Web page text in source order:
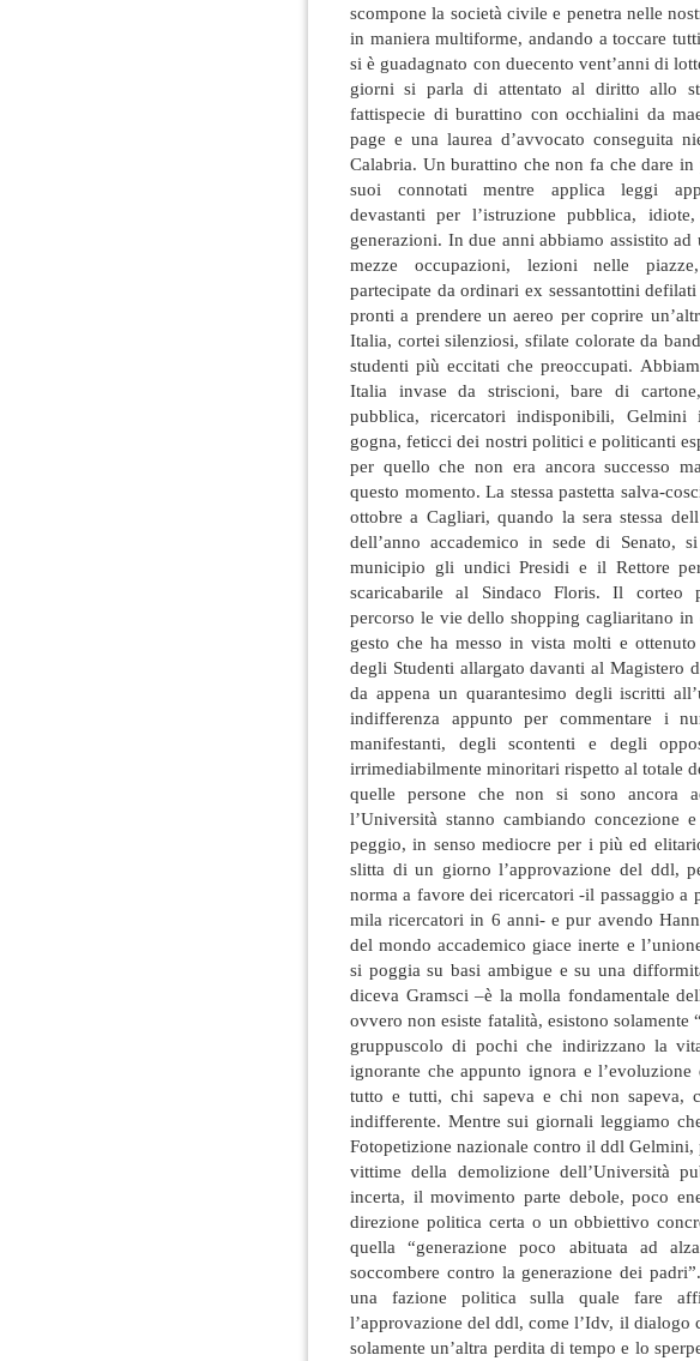
scompone la società civile e penetra nelle
in maniera multiforme, andando a toccare
si è guadagnato con duecento vent’anni di
giorni si parla di attentato al diritto allo
fattispecie di burattino con occhialini da
page e una laurea d’avvocato conseguita
Calabria. Un burattino che non fa che dare
suoi connotati mentre applica leggi
devastanti per l’istruzione pubblica,
generazioni. In due anni abbiamo assistito ad
mezze occupazioni, lezioni nelle piazze,
partecipate da ordinari ex sessantottini
pronti a prendere un aereo per coprire
Italia, cortei silenziosi, sfilate colorate da
studenti più eccitati che preoccupati.
Italia invase da striscioni, bare di
pubblica, ricercatori indisponibili, Gelmini
gogna, feticci dei nostri politici e politicanti
per quello che non era ancora successo
questo momento. La stessa pastetta salva-
ottobre a Cagliari, quando la sera stessa
dell’anno accademico in sede di Senato,
municipio gli undici Presidi e il Rettore per
scaricabarile al Sindaco Floris. Il corteo
percorso le vie dello shopping cagliaritano in
gesto che ha messo in vista molti e
degli Studenti allargato davanti al Magistero
da appena un quarantesimo degli iscritti
indifferenza appunto per commentare i
manifestanti, degli scontenti e degli
irrimediabilmente minoritari rispetto al totale
quelle persone che non si sono ancora
l’Università stanno cambiando concezione
peggio, in senso mediocre per i più ed
slitta di un giorno l’approvazione del ddl,
norma a favore dei ricercatori -il passaggio a
mila ricercatori in 6 anni- e pur avendo
del mondo accademico giace inerte e
si poggia su basi ambigue e su una
diceva Gramsci –è la molla fondamentale
ovvero non esiste fatalità, esistono solamente
gruppuscolo di pochi che indirizzano la
ignorante che appunto ignora e
tutto e tutti, chi sapeva e chi non sapeva,
indifferente. Mentre sui giornali leggiamo
Fotopetizione nazionale contro il ddl Gelmini,
vittime della demolizione dell’Università
incerta, il movimento parte debole, poco
direzione politica certa o un obbiettivo
quella “generazione poco abituata ad
soccombere contro la generazione dei
una fazione politica sulla quale fare
l’approvazione del ddl, come l’Idv, il dialogo
solamente un’altra perdita di tempo e lo